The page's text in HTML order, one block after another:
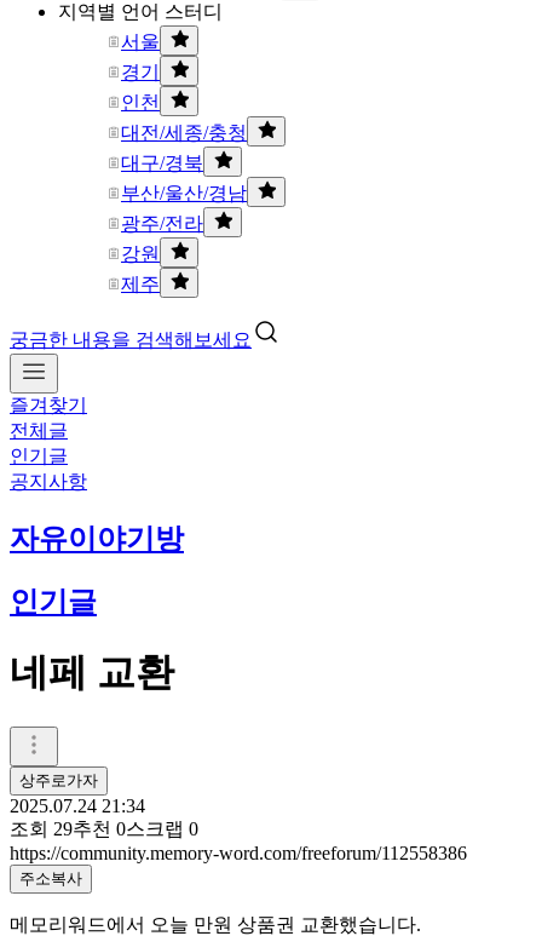
지역별 언어 스터디
서울
경기
인천
대전/세종/충청
대구/경북
부산/울산/경남
광주/전라
강원
제주
궁금한 내용을 검색해보세요
즐겨찾기
전체글
인기글
공지사항
자유이야기방
인기글
네페 교환
상주로가자
2025.07.24 21:34
조회 29추천 0스크랩 0
https://community.memory-word.com/freeforum/112558386
주소복사
메모리워드에서 오늘 만원 상품권 교환했습니다.